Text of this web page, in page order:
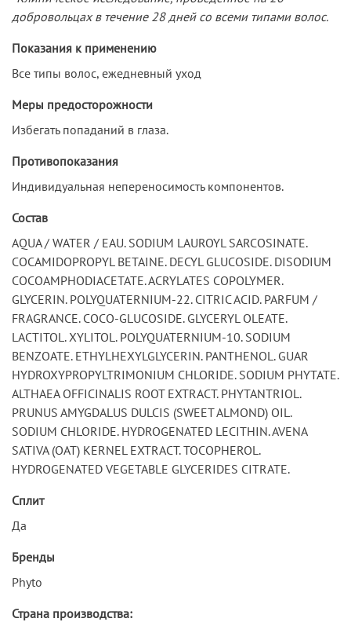
добровольцах в течение 28 дней со всеми типами волос.
Показания к применению
Все типы волос, ежедневный уход
Меры предосторожности
Избегать попаданий в глаза.
Противопоказания
Индивидуальная непереносимость компонентов.
Состав
AQUA / WATER / EAU. SODIUM LAUROYL SARCOSINATE.
COCAMIDOPROPYL BETAINE. DECYL GLUCOSIDE. DISODIUM
COCOAMPHODIACETATE. ACRYLATES COPOLYMER.
GLYCERIN. POLYQUATERNIUM-22. CITRIC ACID. PARFUM /
FRAGRANCE. COCO-GLUCOSIDE. GLYCERYL OLEATE.
LACTITOL. XYLITOL. POLYQUATERNIUM-10. SODIUM
BENZOATE. ETHYLHEXYLGLYCERIN. PANTHENOL. GUAR
HYDROXYPROPYLTRIMONIUM CHLORIDE. SODIUM PHYTATE.
ALTHAEA OFFICINALIS ROOT EXTRACT. PHYTANTRIOL.
PRUNUS AMYGDALUS DULCIS (SWEET ALMOND) OIL.
SODIUM CHLORIDE. HYDROGENATED LECITHIN. AVENA
SATIVA (OAT) KERNEL EXTRACT. TOCOPHEROL.
HYDROGENATED VEGETABLE GLYCERIDES CITRATE.
Сплит
Да
Бренды
Phyto
Страна производства: